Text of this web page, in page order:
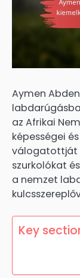
Aymen
az Afrikai
képességei
válogatottját
szurkolókat
a nemzet
Key